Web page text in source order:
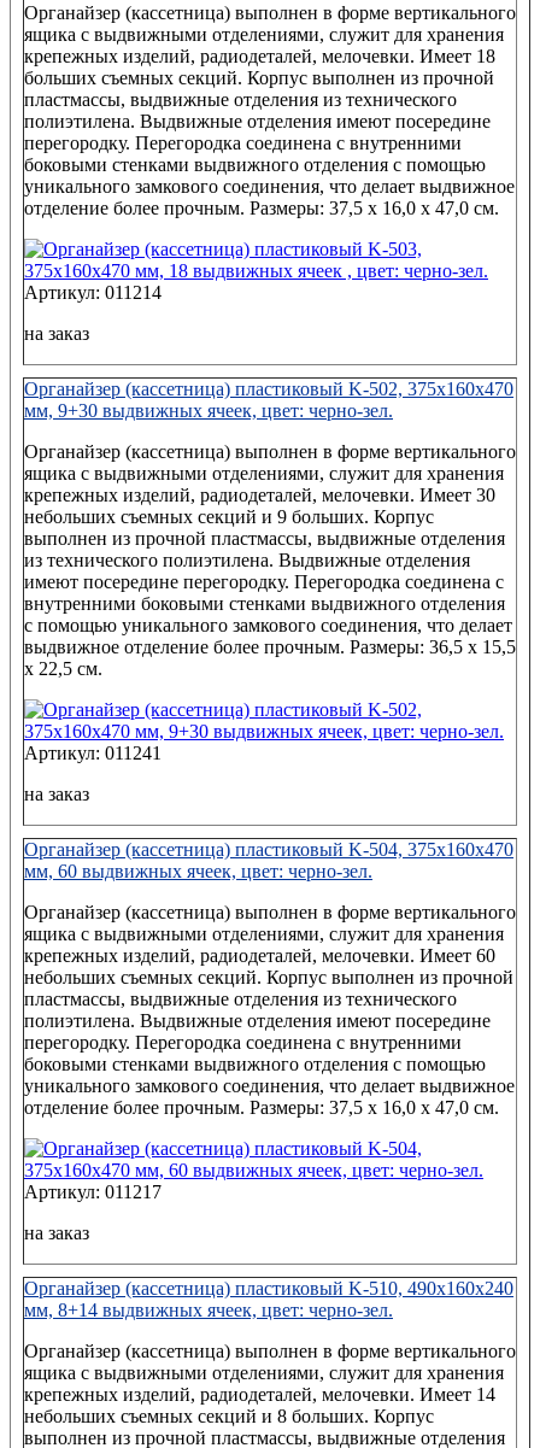
Органайзер (кассетница) выполнен в форме вертикального
ящика с выдвижными отделениями, служит для хранения
крепежных изделий, радиодеталей, мелочевки. Имеет 18
больших съемных секций. Корпус выполнен из прочной
пластмассы, выдвижные отделения из технического
полиэтилена. Выдвижные отделения имеют посередине
перегородку. Перегородка соединена с внутренними
боковыми стенками выдвижного отделения с помощью
уникального замкового соединения, что делает выдвижное
отделение более прочным. Размеры: 37,5 x 16,0 x 47,0 см.
Артикул: 011214
на заказ
Органайзер (кассетница) пластиковый K-502, 375х160х470
мм, 9+30 выдвижных ячеек, цвет: черно-зел.
Органайзер (кассетница) выполнен в форме вертикального
ящика с выдвижными отделениями, служит для хранения
крепежных изделий, радиодеталей, мелочевки. Имеет 30
небольших съемных секций и 9 больших. Корпус
выполнен из прочной пластмассы, выдвижные отделения
из технического полиэтилена. Выдвижные отделения
имеют посередине перегородку. Перегородка соединена с
внутренними боковыми стенками выдвижного отделения
с помощью уникального замкового соединения, что делает
выдвижное отделение более прочным. Размеры: 36,5 x 15,5
x 22,5 см.
Артикул: 011241
на заказ
Органайзер (кассетница) пластиковый K-504, 375x160x470
мм, 60 выдвижных ячеек, цвет: черно-зел.
Органайзер (кассетница) выполнен в форме вертикального
ящика с выдвижными отделениями, служит для хранения
крепежных изделий, радиодеталей, мелочевки. Имеет 60
небольших съемных секций. Корпус выполнен из прочной
пластмассы, выдвижные отделения из технического
полиэтилена. Выдвижные отделения имеют посередине
перегородку. Перегородка соединена с внутренними
боковыми стенками выдвижного отделения с помощью
уникального замкового соединения, что делает выдвижное
отделение более прочным. Размеры: 37,5 x 16,0 x 47,0 см.
Артикул: 011217
на заказ
Органайзер (кассетница) пластиковый K-510, 490x160x240
мм, 8+14 выдвижных ячеек, цвет: черно-зел.
Органайзер (кассетница) выполнен в форме вертикального
ящика с выдвижными отделениями, служит для хранения
крепежных изделий, радиодеталей, мелочевки. Имеет 14
небольших съемных секций и 8 больших. Корпус
выполнен из прочной пластмассы, выдвижные отделения